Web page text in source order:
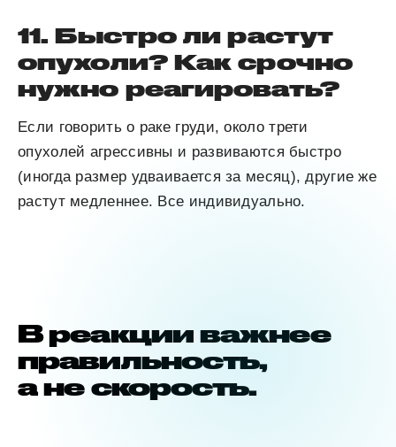
11. Быстро ли растут
опухоли? Как срочно
нужно реагировать?
Если говорить о раке груди, около трети
опухолей агрессивны и развиваются быстро
(иногда размер удваивается за месяц), другие же
растут медленнее. Все индивидуально.
В реакции важнее
правильность,
а не скорость.